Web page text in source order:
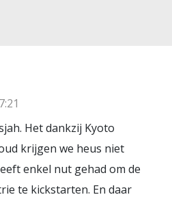
Het dankzij Kyoto
krijgen we heus niet
enkel nut gehad om de
te kickstarten. En daar